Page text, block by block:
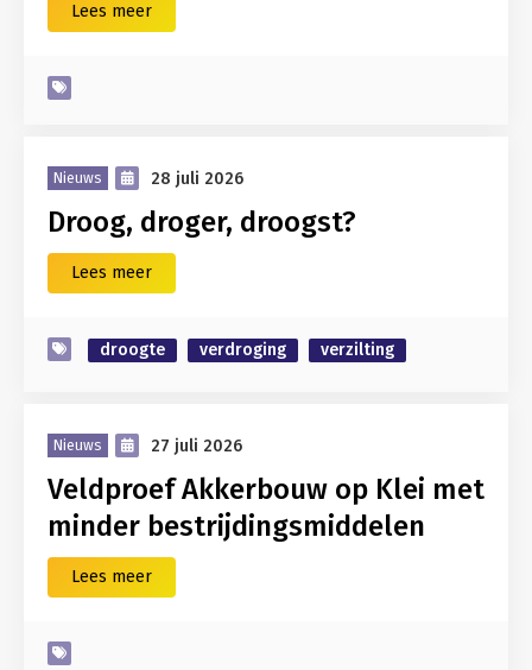
Lees meer
Nieuws 28 juli 2026
Droog, droger, droogst?
Lees meer
droogte verdroging verzilting
Nieuws 27 juli 2026
Veldproef Akkerbouw op Klei met
minder bestrijdingsmiddelen
Lees meer